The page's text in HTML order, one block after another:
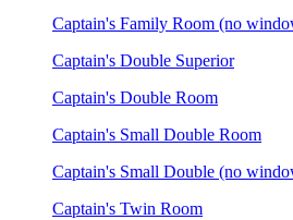
Captain's Family Room (no
Captain's Double Superior
Captain's Double Room
Captain's Small Double Room
Captain's Small Double (no
Captain's Twin Room